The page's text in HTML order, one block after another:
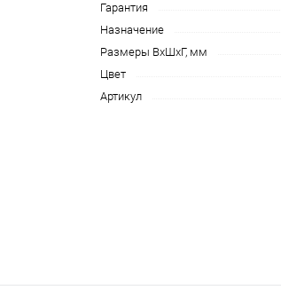
Гарантия
Назначение
Размеры ВхШхГ, мм
Цвет
Артикул